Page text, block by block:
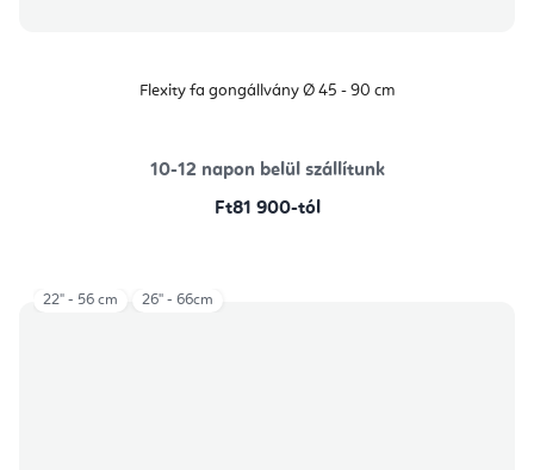
Flexity fa gongállvány Ø 45 - 90 cm
10-12 napon belül szállítunk
Ft81 900-tól
22" - 56 cm 26'' - 66cm